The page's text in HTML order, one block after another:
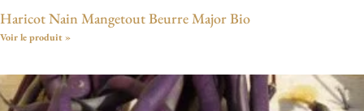
Haricot Nain Mangetout Beurre Major Bio
Voir le produit »